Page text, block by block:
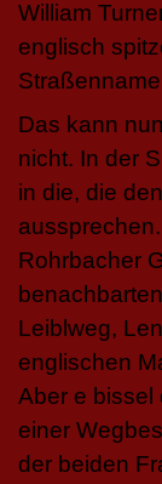
William
englisch
Das kann
nicht. In der
in die, die
Rohrbacher
Leiblweg,
englischen
Aber e bissel
einer
der beiden